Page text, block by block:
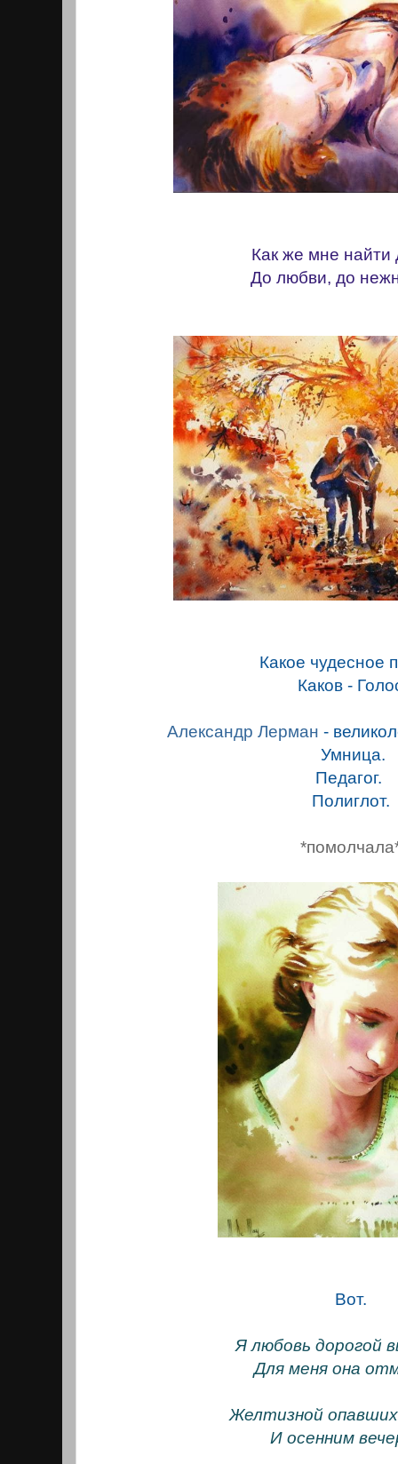
Как же мне найти
До любви, до
Какое чудесное
Каков -
Александр Лерман -
Умница.
Педагог.
Полиглот.
Вот.
Я любовь дорогой
Для меня она
Желтизной
И осенним